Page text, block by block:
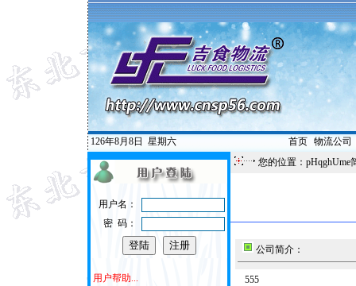
126年8月8日 星期六 首页| 物流公司
用户名：
密 码：
用户帮助...
您的位置：pHqghUme
公司简介：
555